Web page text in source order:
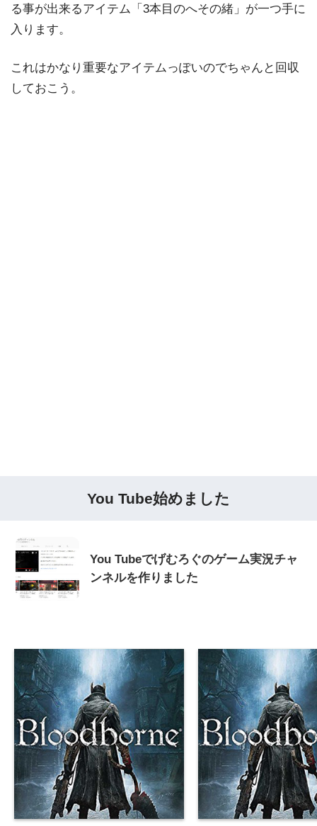
る事が出来るアイテム「3本目のへその緒」が一つ手に
入ります。
これはかなり重要なアイテムっぽいのでちゃんと回収
しておこう。
You Tube始めました
You Tubeでげむろぐのゲーム実況チャ
ンネルを作りました